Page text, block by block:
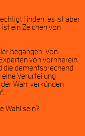
finden: es ist aber
ein Zeichen von
begangen. Von
von vornherein
die dementsprechend
Verurteilung
Wahl verkünden
Wahl sein?